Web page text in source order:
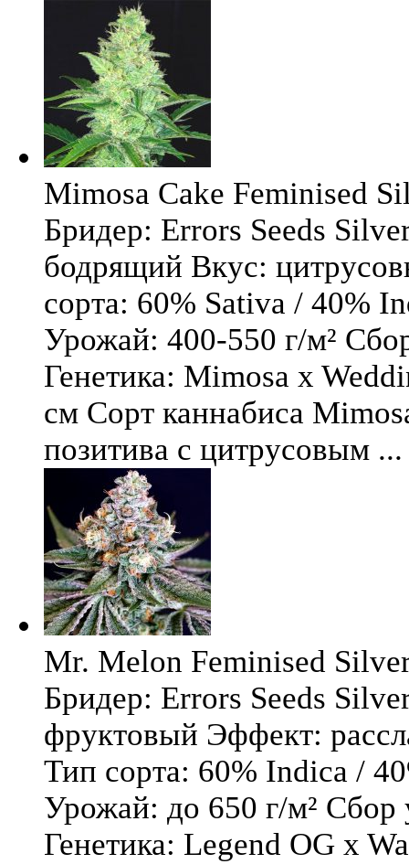
Mimosa Cake Feminised
Бридер: Errors Seeds
бодрящий Вкус:
сорта: 60% Sativa / 40%
Урожай: 400-550 г/м²
Генетика: Mimosa x
см Сорт каннабиса
позитива с цитрусовым ...
Mr. Melon Feminised
Бридер: Errors Seeds
фруктовый Эффект:
Тип сорта: 60% Indica /
Урожай: до 650 г/м² Сбор
Генетика: Legend OG x